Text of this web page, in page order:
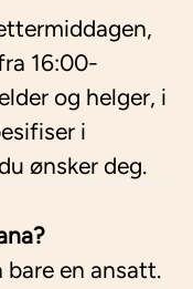
16:00-
og helger, i
i
ønsker deg.
bare en ansatt.